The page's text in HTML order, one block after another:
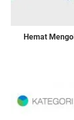
Hemat